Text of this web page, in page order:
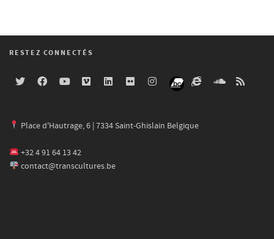
RESTEZ CONNECTÉS
Place d'Hautrage, 6 | 7334 Saint-Ghislain Belgique
+32 4 91 64 13 42
contact@transcultures.be